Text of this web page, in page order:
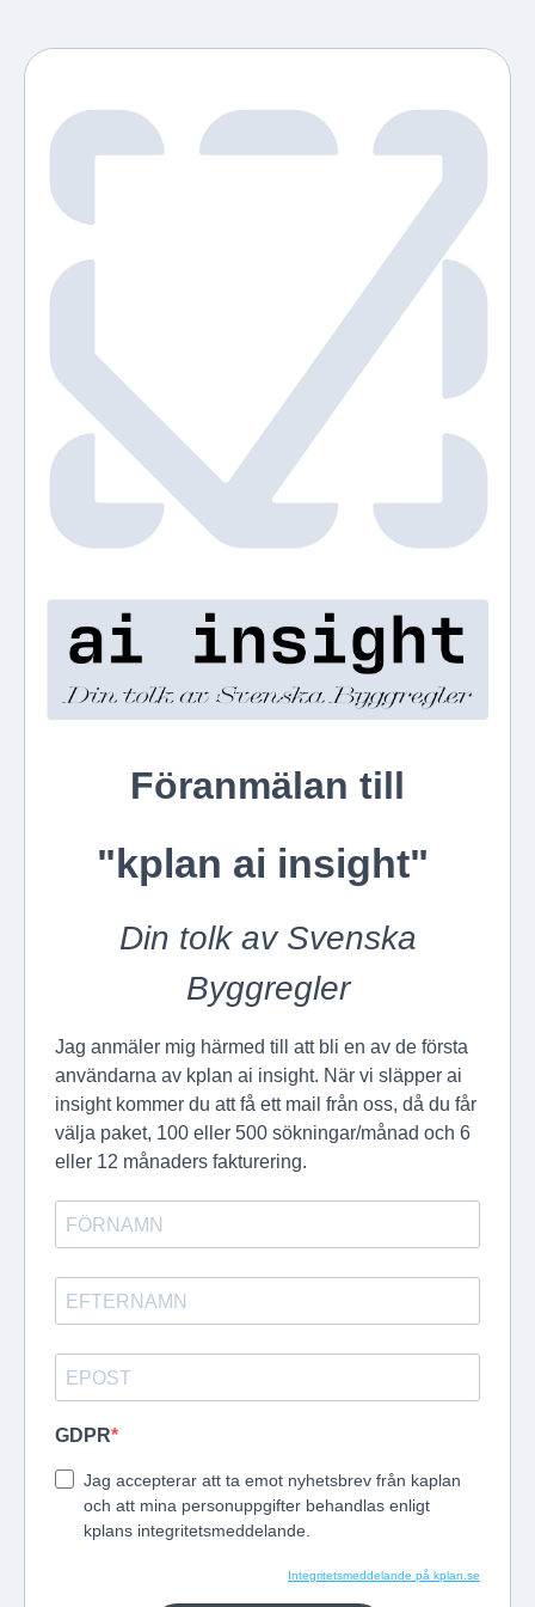
Föranmälan till
"kplan ai insight"
Din tolk av Svenska
Byggregler
Jag anmäler mig härmed till att bli en av de första
användarna av kplan ai insight. När vi släpper ai
insight kommer du att få ett mail från oss, då du får
välja paket, 100 eller 500 sökningar/månad och 6
eller 12 månaders fakturering.
GDPR
Jag accepterar att ta emot nyhetsbrev från kaplan
och att mina personuppgifter behandlas enligt
kplans integritetsmeddelande.
Integritetsmeddelande på kplan.se